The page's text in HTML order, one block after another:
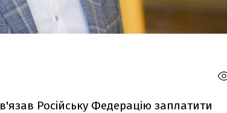
Російську Федерацію заплатити